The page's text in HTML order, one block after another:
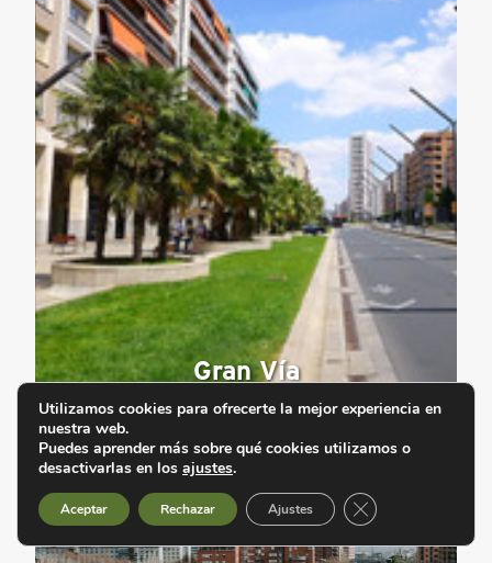
Gran Vía
Utilizamos cookies para ofrecerte la mejor experiencia en
nuestra web.
Puedes aprender más sobre qué cookies utilizamos o
desactivarlas en los ajustes.
Aceptar Rechazar Ajustes Cerrar el banner